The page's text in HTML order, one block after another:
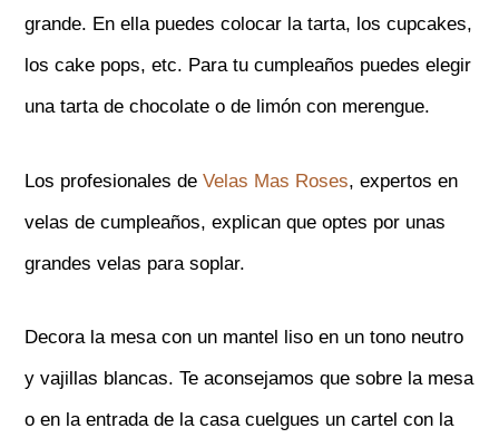
grande. En ella puedes colocar la tarta, los cupcakes,
los cake pops, etc. Para tu cumpleaños puedes elegir
una tarta de chocolate o de limón con merengue.
Los profesionales deVelas Mas Roses, expertos en
velas de cumpleaños, explican que optes por unas
grandes velas para soplar.
Decora la mesa con un mantel liso en un tono neutro
y vajillas blancas. Te aconsejamos que sobre la mesa
o en la entrada de la casa cuelgues un cartel con la